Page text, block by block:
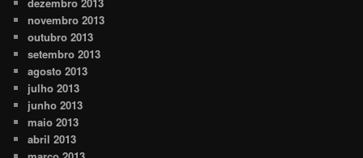
novembro 2013
outubro 2013
setembro 2013
agosto 2013
julho 2013
junho 2013
maio 2013
abril 2013